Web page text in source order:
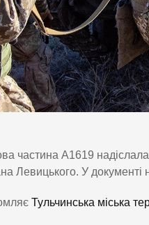
частина А1619 надіслала
Левицького. У документі
Тульчинська міська